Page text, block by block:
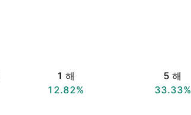
1 해
12.82%
5 해
33.33%